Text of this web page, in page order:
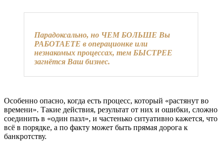
Парадоксально, но ЧЕМ БОЛЬШЕ Вы
РАБОТАЕТЕ в операционке или
незнакомых процессах, тем БЫСТРЕЕ
загнётся Ваш бизнес.
Особенно опасно, когда есть процесс, который «растянут во
времени». Такие действия, результат от них и ошибки, сложно
соединить в «один пазл», и частенько ситуативно кажется, что
всё в порядке, а по факту может быть прямая дорога к
банкротству.